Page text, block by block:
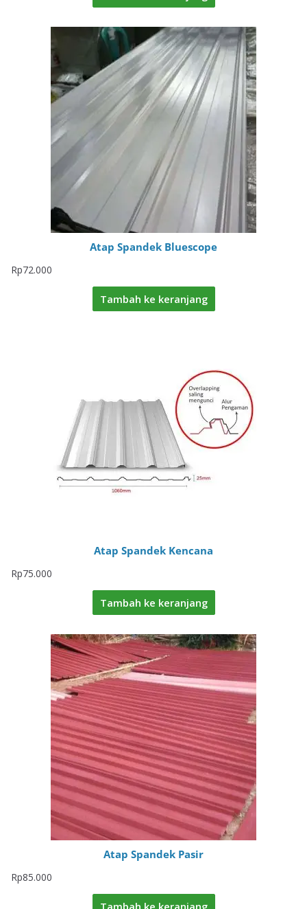
Atap Spandek Bluescope
Rp72.000
Tambah ke keranjang
Atap Spandek Kencana
Rp75.000
Tambah ke keranjang
Atap Spandek Pasir
Rp85.000
Tambah ke keranjang